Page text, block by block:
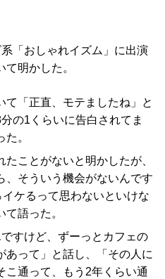
「おしゃれイズム」に出演
明かした。
「正直、モテましたね」と
の1くらいに告白されてま
。
ことがないと明かしたが、
、そういう機会がないんです
ケるって思わないといけな
語った。
すけど、ずーっとカフェの
あって」と話し、「その人に
こ通って、もう2年くらい通